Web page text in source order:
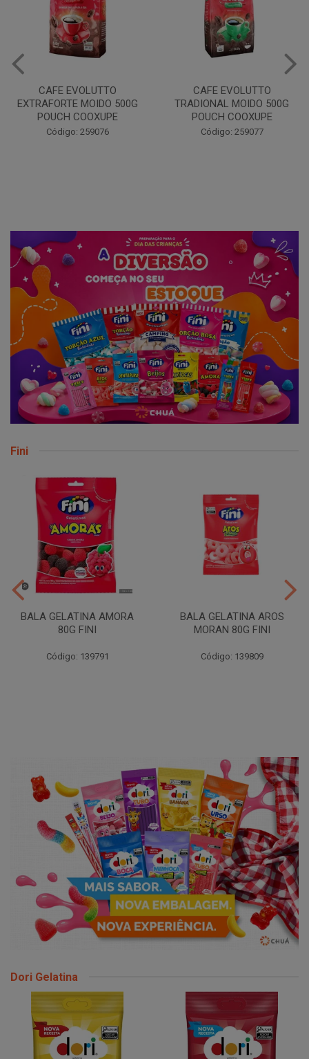
CAFE EVOLUTTO
EXTRAFORTE MOIDO 500G
POUCH COOXUPE
Código: 259076
CAFE EVOLUTTO
TRADIONAL MOIDO 500G
POUCH COOXUPE
Código: 259077
Fini
BALA GELATINA AMORA
80G FINI
Código: 139791
BALA GELATINA AROS
MORAN 80G FINI
Código: 139809
Dori Gelatina